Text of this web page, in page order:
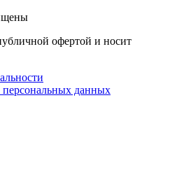
офертой и носит
персональных данных